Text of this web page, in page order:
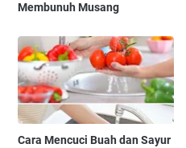
Membunuh Musang
Cara Mencuci Buah dan Sayur